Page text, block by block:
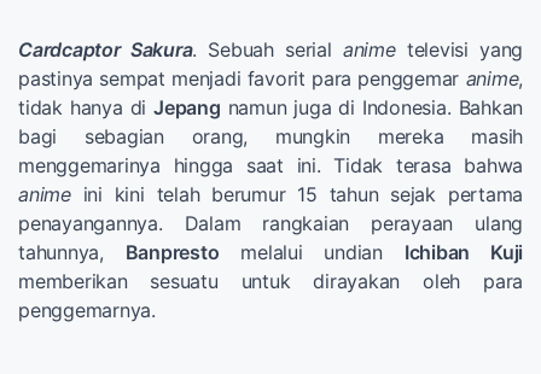
Cardcaptor Sakura. Sebuah serial animetelevisi yang
pastinya sempat menjadi favorit para penggemar anime,
tidak hanya diJepang namun juga di Indonesia. Bahkan
bagi sebagian orang, mungkin mereka masih
menggemarinya hingga saat ini. Tidak terasa bahwa
animeini kini telah berumur 15 tahun sejak pertama
penayangannya. Dalam rangkaian perayaan ulang
tahunnya, Banpresto melalui undian Ichiban Kuji
memberikan sesuatu untuk dirayakan oleh para
penggemarnya.